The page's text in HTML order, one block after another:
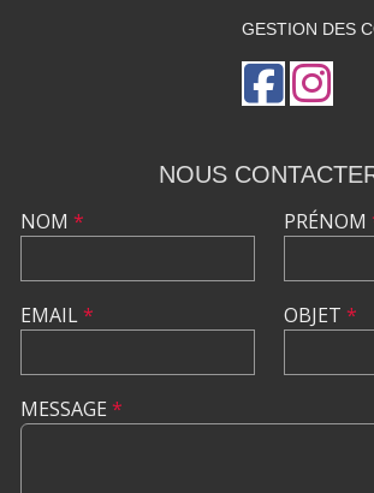
GESTION DES
NOUS
NOM *
EMAIL*
PRÉNOM
OBJET *
MESSAGE *